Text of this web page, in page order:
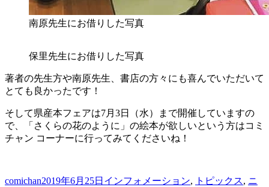
南原先生にお借りした写真
保里先生にお借りした写真
著者の先生方や南原先生、書店の方々にも喜んでいただいて
とても良かったです！
そして県産本フェアは7月3日（水）まで開催していますの
で、「さくらの花のように」の絵本が欲しいという方はコミ
チャン コーナーに行ってみてくださいね！
投
comichan投
2019年6月25日 カ
インフォメーション, トピックス, ニ